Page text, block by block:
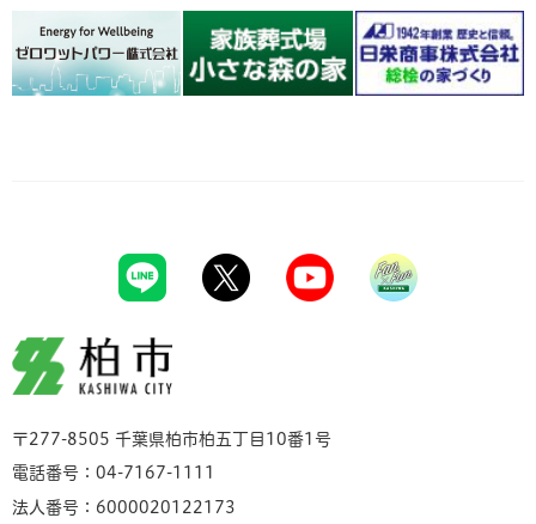
柏市
〒277-8505 千葉県柏市柏五丁目10番1号
電話番号：04-7167-1111
法人番号：6000020122173